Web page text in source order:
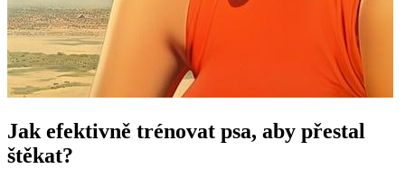
Jak efektivně trénovat psa, aby přestal
štěkat?